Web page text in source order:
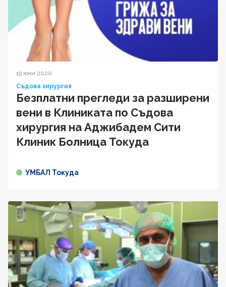
19 юни 2020
Съдова хирургия
Безплатни прегледи за разширени
вени в Клиниката по Съдова
хирургия на Аджибадем Сити
Клиник Болница Токуда
УМБАЛ Токуда